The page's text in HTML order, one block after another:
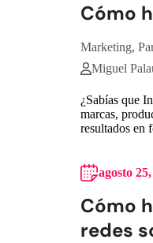
Cómo
Marketing,
Miguel
¿Sabías que
marcas,
resultados en
agosto
Cómo
redes